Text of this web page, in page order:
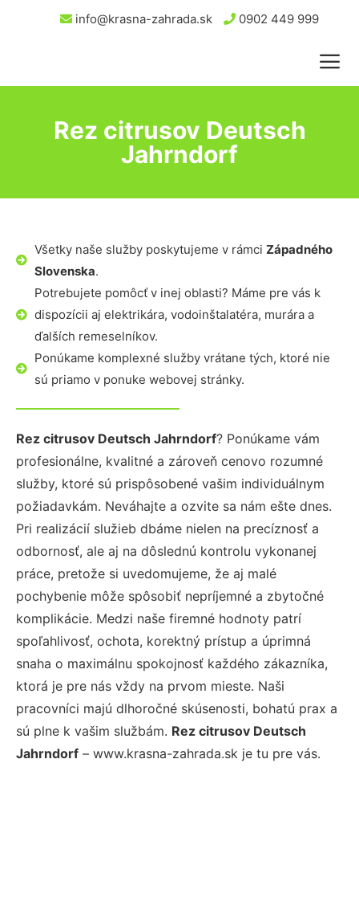
info@krasna-zahrada.sk 0902 449 999
Rez citrusov Deutsch
Jahrndorf
Všetky naše služby poskytujeme v rámci Západného
Slovenska.
Potrebujete pomôcť v inej oblasti? Máme pre vás k
dispozícii aj elektrikára, vodoinštalatéra, murára a
ďalších remeselníkov.
Ponúkame komplexné služby vrátane tých, ktoré nie
sú priamo v ponuke webovej stránky.
Rez citrusov Deutsch Jahrndorf? Ponúkame vám
profesionálne, kvalitné a zároveň cenovo rozumné
služby, ktoré sú prispôsobené vašim individuálnym
požiadavkám. Neváhajte a ozvite sa nám ešte dnes.
Pri realizácií služieb dbáme nielen na precíznosť a
odbornosť, ale aj na dôslednú kontrolu vykonanej
práce, pretože si uvedomujeme, že aj malé
pochybenie môže spôsobiť nepríjemné a zbytočné
komplikácie. Medzi naše firemné hodnoty patrí
spoľahlivosť, ochota, korektný prístup a úprimná
snaha o maximálnu spokojnosť každého zákazníka,
ktorá je pre nás vždy na prvom mieste. Naši
pracovníci majú dlhoročné skúsenosti, bohatú prax a
sú plne k vašim službám. Rez citrusov Deutsch
Jahrndorf – www.krasna-zahrada.sk je tu pre vás.